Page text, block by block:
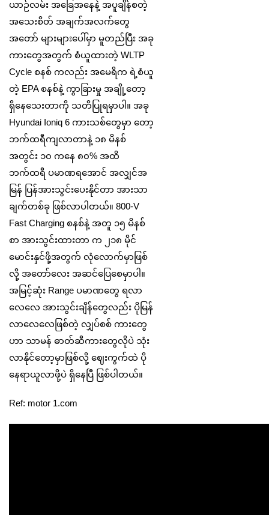
ယာဉ်လမ်း အခြေအနေနဲ့ အပူချိန်စတဲ့
အသေးစိတ် အချက်အလက်တွေ
အတော် များများပေါ်မှာ မူတည်ပြီး အခု
ကားတွေအတွက် စံယူထားတဲ့ WLTP
Cycle စနစ် ကလည်း အမေရိက ရဲ့စံယူ
တဲ့ EPA စနစ်နဲ့ ကွာခြားမှု အချို့တော့
ရှိနေသေးတာကို သတိပြုရမှာပါ။ အခု
Hyundai Ioniq 6 ကားသစ်တွေမှာ တော့
ဘက်ထရီကျလာတာနဲ့ ၁၈ မိနစ်
အတွင်း ၁၀ ကနေ ၈၀% အထိ
ဘက်ထရီ ပမာဏရအောင် အလျှင်အ
မြန် ပြန်အားသွင်းပေးနိုင်တာ အားသာ
ချက်တစ်ခု ဖြစ်လာပါတယ်။ 800-V
Fast Charging စနစ်နဲ့ အတူ ၁၅ မိနစ်
စာ အားသွင်းထားတာ က ၂၁၈ မိုင်
မောင်းနှင်ဖို့အတွက် လုံလောက်မှာဖြစ်
လို့ အတော်လေး အဆင်ပြေစေမှာပါ။
အမြင့်ဆုံး Range ပမာဏတွေ ရလာ
လေလေ အားသွင်းချိန်တွေလည်း ပိုမြန်
လာလေလေဖြစ်တဲ့ လျှပ်စစ် ကားတွေ
ဟာ သာမန် ဓာတ်ဆီကားတွေလိုပဲ သုံး
လာနိုင်တော့မှာဖြစ်လို့ ဈေးကွက်ထဲ ပို
နေရာယူလာဖို့ပဲ ရှိနေပြီ ဖြစ်ပါတယ်။
Ref: motor 1.com